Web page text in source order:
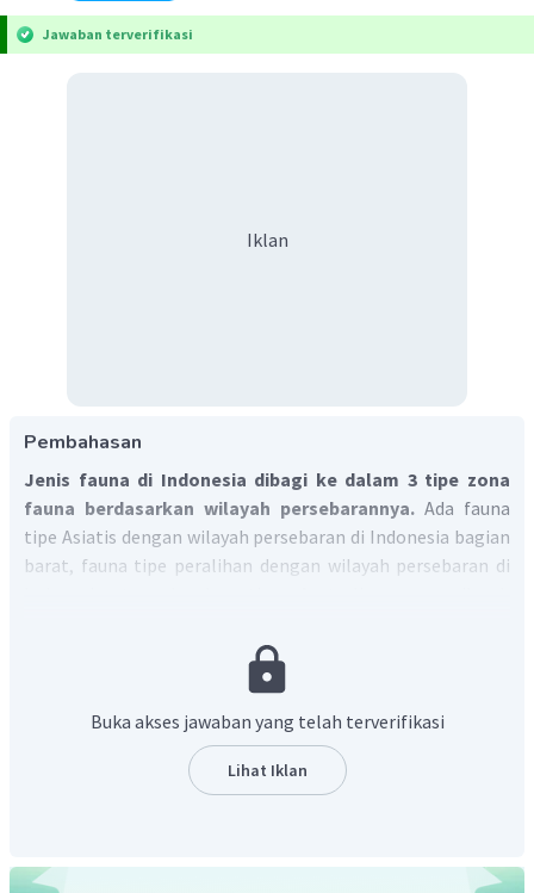
Jawaban terverifikasi
Iklan
Pembahasan
Jenis fauna di Indonesia dibagi ke dalam 3 tipe zona
fauna berdasarkan wilayah persebarannya. Ada fauna
tipe Asiatis dengan wilayah persebaran di Indonesia bagian
barat, fauna tipe peralihan dengan wilayah persebaran di
Karakteristik fauna Indonesia bagian barat sebagai berikut:
Beragam Jenis Kera
Banyak Hewan yang Tergolong Endemik
Spesies Burung Memiliki Warna Bulu Kurang Menarik
Buka akses jawaban yang telah terverifikasi
Lihat Iklan